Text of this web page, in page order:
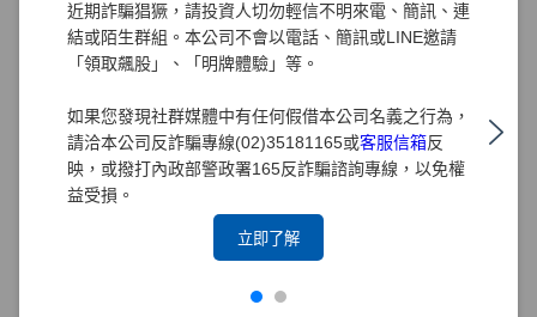
近期詐騙猖獗，請投資人切勿輕信不明來電、簡訊、連
結或陌生群組。本公司不會以電話、簡訊或LINE邀請
「領取飆股」、「明牌體驗」等。
如果您發現社群媒體中有任何假借本公司名義之行為，
請洽本公司反詐騙專線(02)35181165或客服信箱反
映，或撥打內政部警政署165反詐騙諮詢專線，以免權
益受損。
立即了解
務且從未懈怠，多年來秉持著「掌握先機、創造財
富、誠信服務、保障權益」的經營理念努力，在深
司治理、客戶權益、員工照護、環境永續及社會公
益等領域的正向發展。元大證券同時正視氣候及社
會變遷帶來的風險、機會與挑戰，透過長期規劃並
系統性地投入永續作為於金融商品及服務，以對社
會及環境產生正面影響。
世界經濟論壇（World Economic Forum, WEF）發